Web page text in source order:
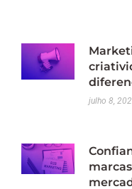
julho 8,